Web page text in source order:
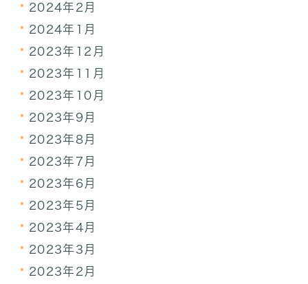
2024年2月
2024年1月
2023年12月
2023年11月
2023年10月
2023年9月
2023年8月
2023年7月
2023年6月
2023年5月
2023年4月
2023年3月
2023年2月